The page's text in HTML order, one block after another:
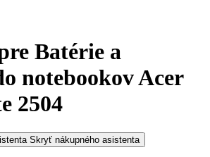
Batérie a
notebookov Acer
2504
Skryť nákupného asistenta